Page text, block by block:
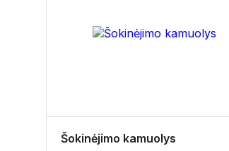
Šokinėjimo kamuolys